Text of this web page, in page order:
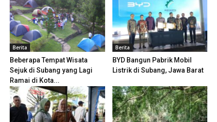
Berita
Beberapa Tempat Wisata
Sejuk di Subang yang Lagi
Ramai di Kota...
Berita
BYD Bangun Pabrik Mobil
Listrik di Subang, Jawa Barat